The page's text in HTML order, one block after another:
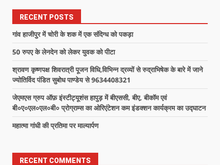
RECENT POSTS
गांव हाजीपुर में चोरी के शक में एक संदिग्ध को पकड़ा
50 रुपए के लेनदेन को लेकर युवक को पीटा
श्रावण कृष्णपक्ष शिवरात्री पूजन विधि,विभिन्न द्रव्यों से रुद्राभिषेक के बारे में जाने
ज्योतिर्विद पंडित सुबोध पाण्डेय से 9634408321
जेएमएस ग्रुप ऑफ़ इंस्टीट्यूशंस हापुड़ में बीएससी, बीए, बीकॉम एवं
बी०ए०एल०एल०बी० प्रोग्राम्स का ओरिएंटेशन कम इंडक्शन कार्यक्रम का उद्घाटन
महात्मा गांधी की प्रतिमा पर माल्यार्पण
RECENT COMMENTS